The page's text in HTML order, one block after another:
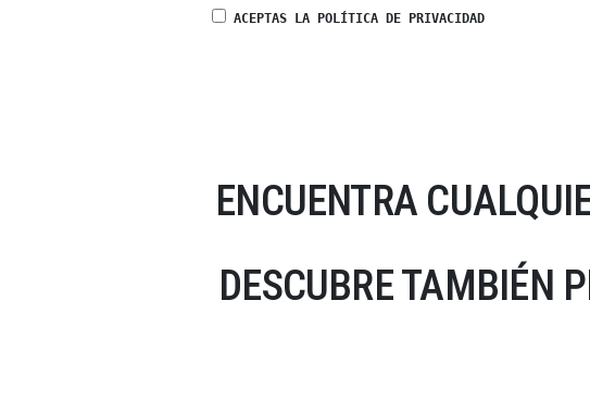
ACEPTAS LA POLÍTICA DE PRIVACIDAD
ENCUENTRA
DESCUBRE TAMBIÉN